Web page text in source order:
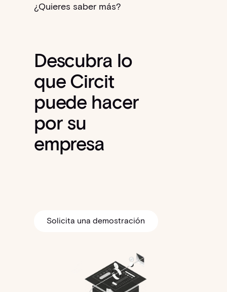
¿Quieres saber más?
Descubra lo
que Circit
puede hacer
por su
empresa
Solicita una demostración
Solicita una demostración